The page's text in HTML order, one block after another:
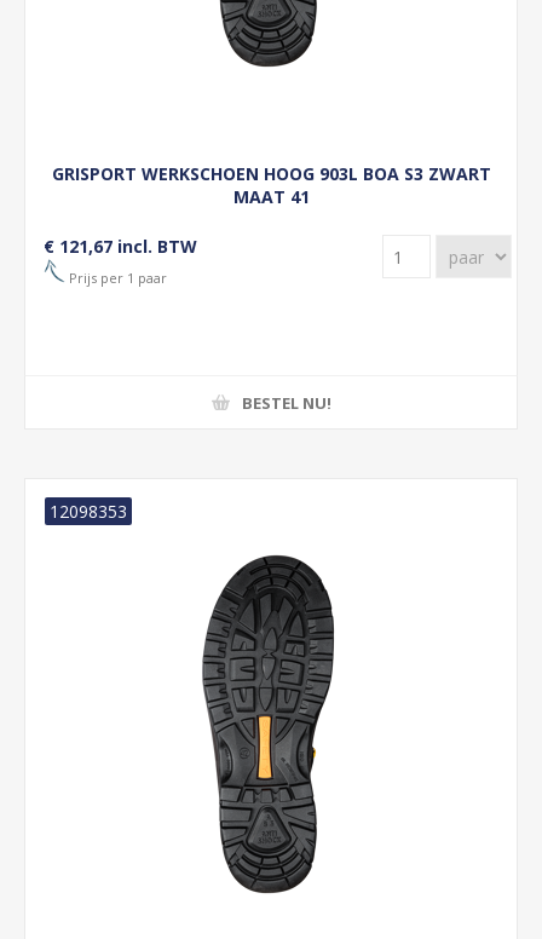
GRISPORT WERKSCHOEN HOOG 903L BOA S3 ZWART
MAAT 41
€ 121,67 incl. BTW
Prijs per 1 paar
BESTEL NU!
12098353